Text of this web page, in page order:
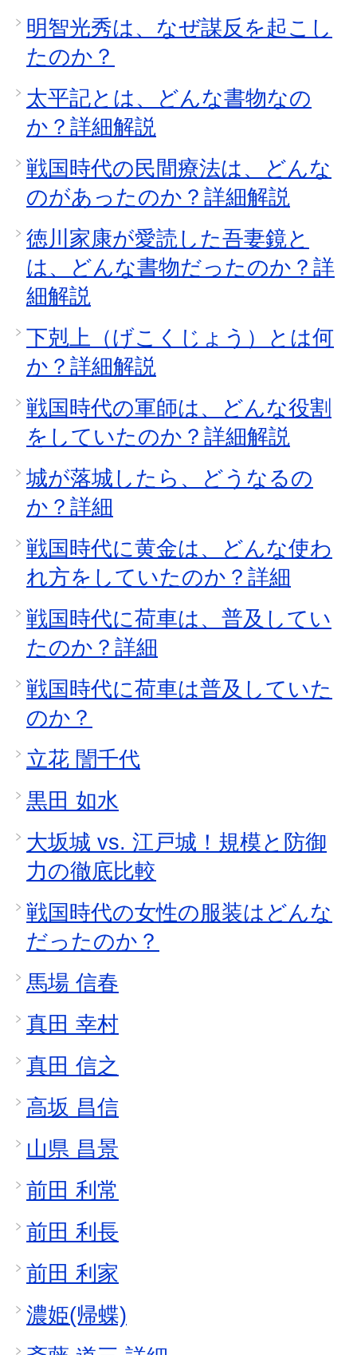
明智光秀は、なぜ謀反を起こし
たのか？
太平記とは、どんな書物なの
か？詳細解説
戦国時代の民間療法は、どんな
のがあったのか？詳細解説
徳川家康が愛読した吾妻鏡と
は、どんな書物だったのか？詳
細解説
下剋上（げこくじょう）とは何
か？詳細解説
戦国時代の軍師は、どんな役割
をしていたのか？詳細解説
城が落城したら、どうなるの
か？詳細
戦国時代に黄金は、どんな使わ
れ方をしていたのか？詳細
戦国時代に荷車は、普及してい
たのか？詳細
戦国時代に荷車は普及していた
のか？
立花 誾千代
黒田 如水
大坂城 vs. 江戸城！規模と防御
力の徹底比較
戦国時代の女性の服装はどんな
だったのか？
馬場 信春
真田 幸村
真田 信之
高坂 昌信
山県 昌景
前田 利常
前田 利長
前田 利家
濃姫(帰蝶)